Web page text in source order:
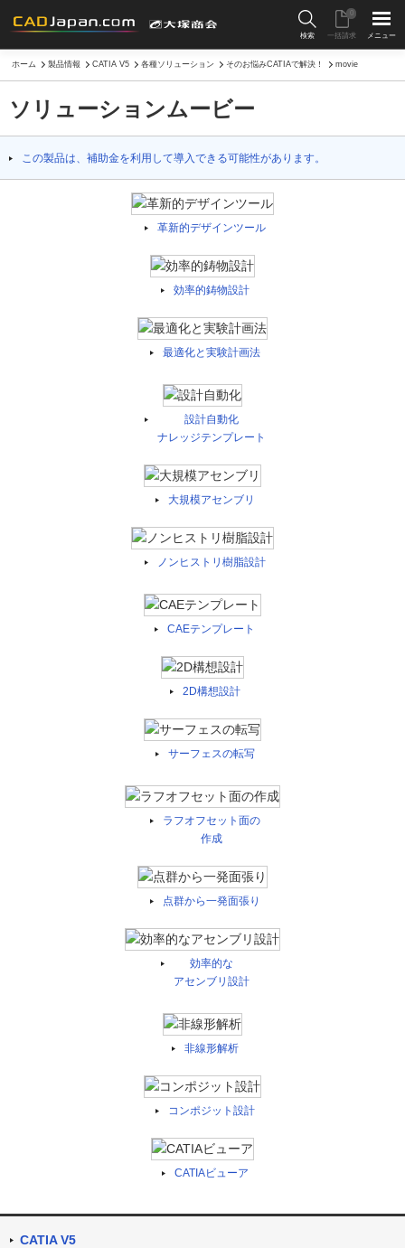
検索 一括請求
0
メニュー
ホーム 製品情報 CATIA V5 各種ソリューション そのお悩みCATIAで解決！ movie
ソリューションムービー
この製品は、補助金を利用して導入できる可能性があります。
革新的デザインツール
効率的鋳物設計
最適化と実験計画法
設計自動化
ナレッジテンプレート
大規模アセンブリ
ノンヒストリ樹脂設計
CAEテンプレート
2D構想設計
サーフェスの転写
ラフオフセット面の
作成
点群から一発面張り
効率的な
アセンブリ設計
非線形解析
コンポジット設計
CATIAビューア
CATIA V5